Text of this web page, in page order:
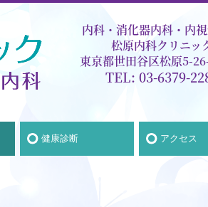
内科・消化器内科・内
松原内科クリニッ
東京都世田谷区松原5-
TEL: 03-6379-
健康診断 アクセス